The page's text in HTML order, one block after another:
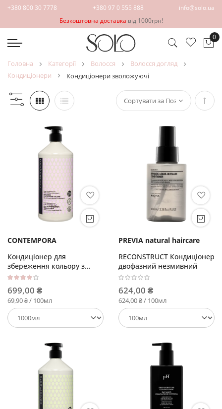
+380 800 30 7778 +380 97 0 555 888
info@solo.ua
Безкоштовна доставка від 1000грн!
0
головна категорії волосся
волосся догляд
кондиціонери
кондиціонери зволожуючі
CONTEMPORA
Кондиціонер для
збереження кольору з
олією обліпихи та граната
Рейтинг:
80%
699,00 ₴
69,90 ₴ / 100мл
PREVIA natural haircare
RECONSTRUCT Кондиціонер
двофазний незмивний
624,00 ₴
624,00 ₴ / 100мл